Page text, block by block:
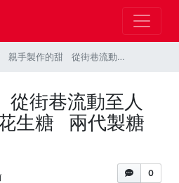
親手製作的甜 從街巷流動至人心 —— 訪合記花生糖 兩代製糖人健叔、阿鋒
街巷流動至人
生糖 兩代製糖
0